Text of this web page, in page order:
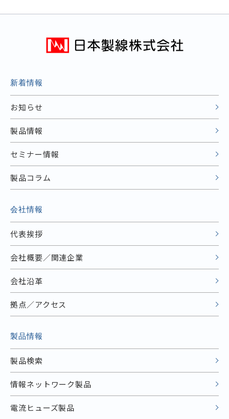
新着情報
お知らせ
製品情報
セミナー情報
製品コラム
会社情報
代表挨拶
会社概要／関連企業
会社沿革
拠点／アクセス
製品情報
製品検索
情報ネットワーク製品
電流ヒューズ製品